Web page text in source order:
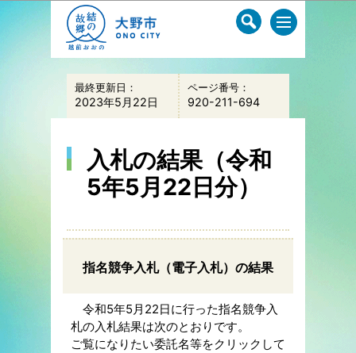
このページの本文へ移動
最終更新日：
2023年5月22日
ページ番号：
920-211-694
入札の結果（令和
5年5月22日分）
指名競争入札（電子入札）の結果
令和5年5月22日に行った指名競争入
札の入札結果は次のとおりです。
ご覧になりたい委託名等をクリックして